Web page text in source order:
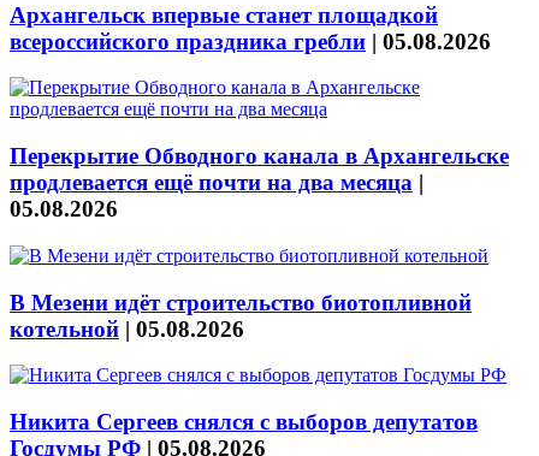
Архангельск впервые станет площадкой
всероссийского праздника гребли | 05.08.2026
Перекрытие Обводного канала в Архангельске
продлевается ещё почти на два месяца |
05.08.2026
В Мезени идёт строительство биотопливной
котельной | 05.08.2026
Никита Сергеев снялся с выборов депутатов
Госдумы РФ | 05.08.2026